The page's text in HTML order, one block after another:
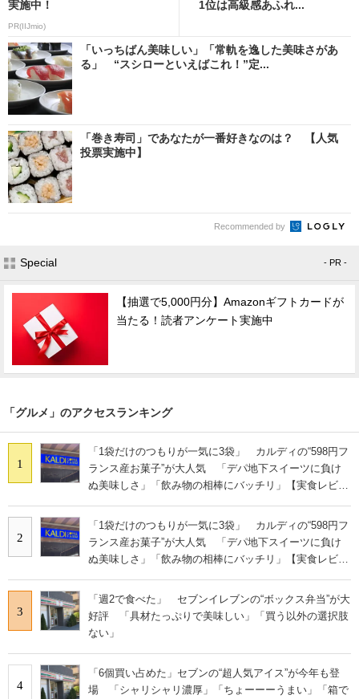
実施中！
PR(IIJmio)
1位は高級感あふれ...
「いっちばん美味しい」「常軌を逸した美味さがあ
る」 “スシローといえばこれ！”定...
「巻き寿司」であなたが一番好きなのは？ 【人気
投票実施中】
Recommended by
Special - PR -
【抽選で5,000円分】Amazonギフトカードが
当たる！読者アンケート実施中
「グルメ」のアクセスランキング
1
「1袋だけのつもりが一気に3袋」 カルディの“598円フ
ランス産お菓子”が大人気 「デパ地下スイーツに負け
ぬ美味しさ」「飲み物の相棒にバッチリ」【実食レビュ
2
「1袋だけのつもりが一気に3袋」 カルディの“598円フ
ランス産お菓子”が大人気 「デパ地下スイーツに負け
ぬ美味しさ」「飲み物の相棒にバッチリ」【実食レビュ
3
「週2で食べた」 セブンイレブンの“ボックス弁当”が大
好評 「具材たっぷりで美味しい」「買う以外の選択肢
ない」
4
「6個買い占めた」セブンの“超人気アイス”が今年も登
場 「シャリシャリ濃厚」「ちょーーーうまい」「箱で